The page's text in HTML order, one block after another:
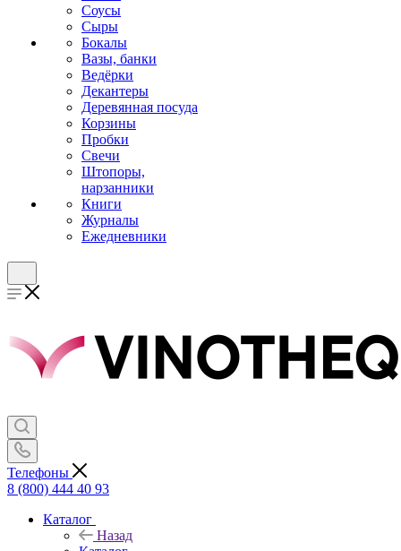
Соусы
Сыры
Бокалы
Вазы, банки
Ведёрки
Декантеры
Деревянная посуда
Корзины
Пробки
Свечи
Штопоры,
нарзанники
Книги
Журналы
Ежедневники
Телефоны
8 (800) 444 40 93
Каталог
Назад